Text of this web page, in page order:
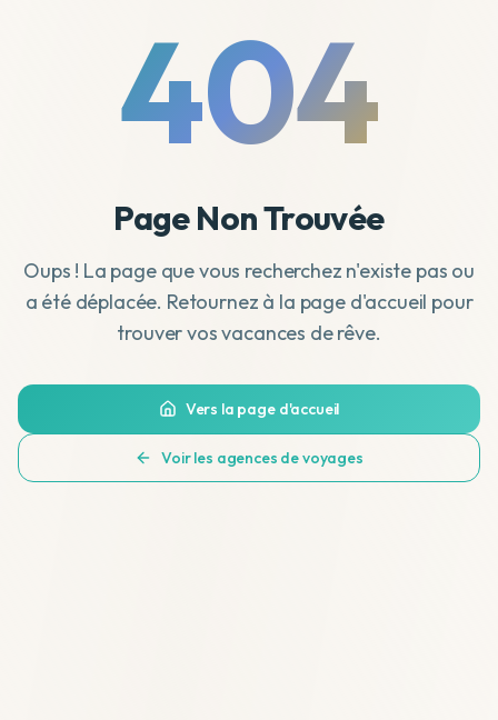
404
Page Non Trouvée
Oups ! La page que vous recherchez n'existe pas ou
a été déplacée. Retournez à la page d'accueil pour
trouver vos vacances de rêve.
Vers la page d'accueil
Voir les agences de voyages